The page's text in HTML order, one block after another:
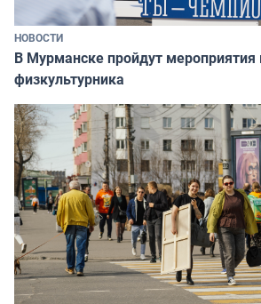
НОВОСТИ
В Мурманске пройдут мероприятия
физкультурника